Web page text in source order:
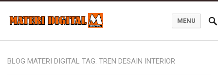
MENU
BLOG MATERI DIGITAL TAG: TREN DESAIN INTERIOR